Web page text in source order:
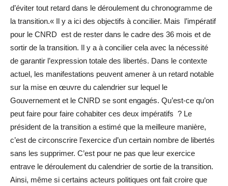
d’éviter tout retard dans le déroulement du chronogramme de
la transition.« Il y a ici des objectifs à concilier. Mais l’impératif
pour le CNRD est de rester dans le cadre des 36 mois et de
sortir de la transition. Il y a à concilier cela avec la nécessité
de garantir l’expression totale des libertés. Dans le contexte
actuel, les manifestations peuvent amener à un retard notable
sur la mise en œuvre du calendrier sur lequel le
Gouvernement et le CNRD se sont engagés. Qu’est-ce qu’on
peut faire pour faire cohabiter ces deux impératifs ? Le
président de la transition a estimé que la meilleure manière,
c’est de circonscrire l’exercice d’un certain nombre de libertés
sans les supprimer. C’est pour ne pas que leur exercice
entrave le déroulement du calendrier de sortie de la transition.
Ainsi, même si certains acteurs politiques ont fait croire que